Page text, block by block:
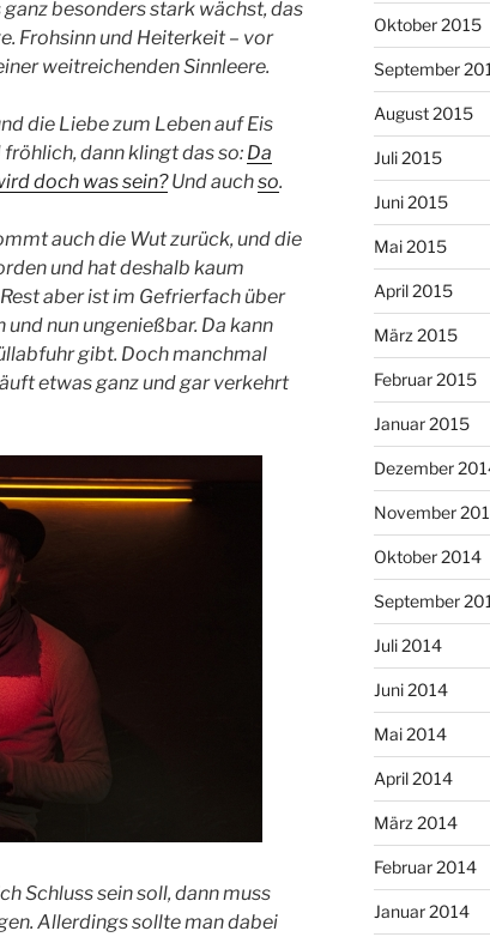
besonders stark wächst, das
Frohsinn und Heiterkeit – vor
weitreichenden Sinnleere.
die Liebe zum Leben auf Eis
dann klingt das so: Da
doch was sein?Und auchso.
auch die Wut zurück, und die
und hat deshalb kaum
aber ist im Gefrierfach über
nun ungenießbar. Da kann
gibt. Doch manchmal
etwas ganz und gar verkehrt
Schluss sein soll, dann muss
Allerdings sollte man dabei
Oktober 2015
September
August 2015
Juli 2015
Juni 2015
Mai 2015
April 2015
März 2015
Februar 2015
Januar 2015
Dezember
November
Oktober 2014
September
Juli 2014
Juni 2014
Mai 2014
April 2014
März 2014
Februar 2014
Januar 2014